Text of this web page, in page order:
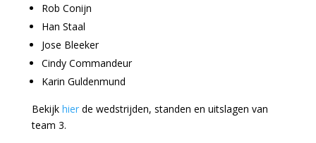
Rob Conijn
Han Staal
Jose Bleeker
Cindy Commandeur
Karin Guldenmund
Bekijk hier de wedstrijden, standen en uitslagen van
team 3.